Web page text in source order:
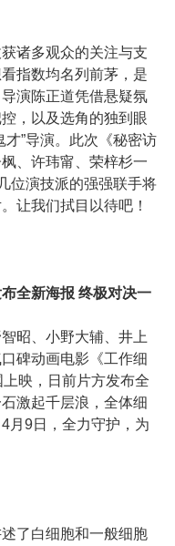
诸多观众的关注与支
指数均名列前茅，是
演陈正道凭借悬疑氛
，以及选角的独到眼
”导演。此次《秘密访
、许玮甯、荣梓杉一
位演技派的强强联手将
让我们拭目以待吧！
全新海报 终极对决一
昭、小野大辅、井上
碑动画电影《工作细
映，日前片方发布全
激起千层浪，全体细
月9日，全力守护，为
了白细胞和一般细胞